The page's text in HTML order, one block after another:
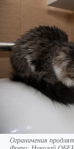
Ограничения